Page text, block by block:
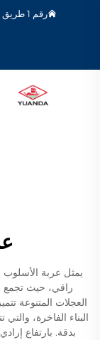
رقم 1 طريق تشانغتشون، بلدة شانغهو، سوزهو، جيانغسو، الصين
يمثل عربة
راقي، حيث تجمع
العجلات المتنوعة
البناء الفاخرة،
بدقة. بارتفاع